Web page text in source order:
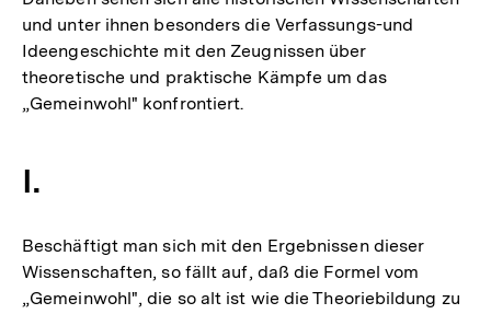
und unter ihnen besonders die Verfassungs-und
Ideengeschichte mit den Zeugnissen über
theoretische und praktische Kämpfe um das
„Gemeinwohl" konfrontiert.
I.
Beschäftigt man sich mit den Ergebnissen dieser
Wissenschaften, so fällt auf, daß die Formel vom
„Gemeinwohl", die so alt ist wie die Theoriebildung zu